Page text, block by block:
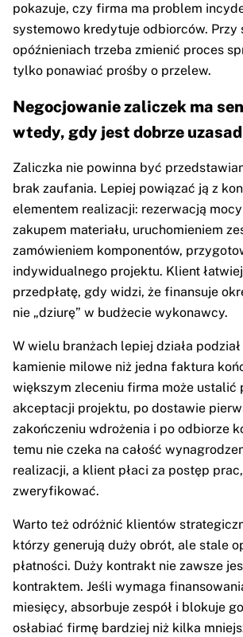
pokazuje, czy firma ma problem
systemowo kredytuje odbiorców. Przy
opóźnieniach trzeba zmienić proces
tylko ponawiać prośby o przelew.
Negocjowanie zaliczek ma
wtedy, gdy jest dobrze
Zaliczka nie powinna być
brak zaufania. Lepiej powiązać ją z
elementem realizacji: rezerwacją
zakupem materiału, uruchomieniem
zamówieniem komponentów,
indywidualnego projektu. Klient
przedpłatę, gdy widzi, że finansuje
nie „dziurę” w budżecie wykonawcy.
W wielu branżach lepiej działa podział
kamienie milowe niż jedna faktura
większym zleceniu firma może ustalić
akceptacji projektu, po dostawie
zakończeniu wdrożenia i po odbiorze
temu nie czeka na całość
realizacji, a klient płaci za postęp
zweryfikować.
Warto też odróżnić klientów
którzy generują duży obrót, ale stale
płatności. Duży kontrakt nie zawsze
kontraktem. Jeśli wymaga
miesięcy, absorbuje zespół i blokuje
osłabiać firmę bardziej niż kilka